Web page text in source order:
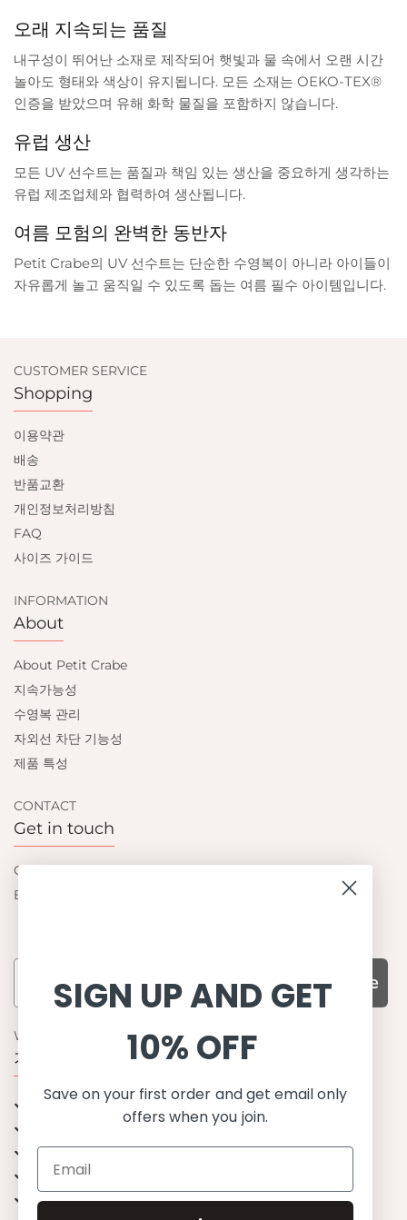
오래 지속되는 품질
내구성이 뛰어난 소재로 제작되어 햇빛과 물 속에서 오랜 시간
놀아도 형태와 색상이 유지됩니다. 모든 소재는 OEKO-TEX®
인증을 받았으며 유해 화학 물질을 포함하지 않습니다.
유럽 생산
모든 UV 선수트는 품질과 책임 있는 생산을 중요하게 생각하는
유럽 제조업체와 협력하여 생산됩니다.
여름 모험의 완벽한 동반자
Petit Crabe의 UV 선수트는 단순한 수영복이 아니라 아이들이
자유롭게 놀고 움직일 수 있도록 돕는 여름 필수 아이템입니다.
CUSTOMER SERVICE
Shopping
이용약관
배송
반품교환
개인정보처리방침
FAQ
사이즈 가이드
INFORMATION
About
About Petit Crabe
지속가능성
수영복 관리
자외선 차단 기능성
제품 특성
CONTACT
Get in touch
Contact us
Become a retailer
Subscribe
WHY CHOOSE US?
기능성과 품질, 그리고 디자인
UPF 50+ 최고 수준 UV 차단 성능
이탈리아산 최고급 원단과 소재 사용
환경을 생각하는 지속가능한 제품
유럽에서 생산된, 스칸디나비안 디자인
스타일리시함과 정교함
SIGN UP AND GET
10% OFF
Save on your first order and get email only
offers when you join.